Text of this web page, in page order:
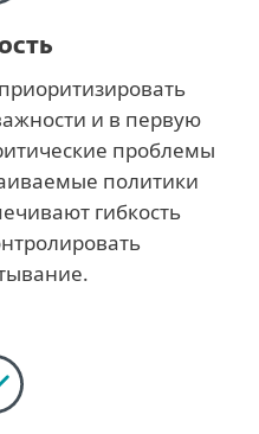
и в первую
проблемы
политики
гибкость